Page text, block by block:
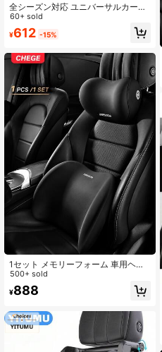
全シーズン対応 ユニバーサルカーシ
ートヘッドレストネックピロー、メ
モリーフォーム ヘッドレストとラン
バーサポート、通気性と快適性、全
ートピロー、3Dエルゴノミック トラ
ベルネックピロー、フワフワ快適な
ネックサポート、頸椎保護カーヘッ
ドレストシートネックソフト快適ピ
ロー
60+ sold
¥612 -15%
1セット メモリーフォーム 車用ヘッ
ドレスト ネックピローとランバーサ
ポートクッション、人間工学に基づ
いたネックとバックサポート、通気
ー、ユニバーサル車内アクセサリー
500+ sold
¥888